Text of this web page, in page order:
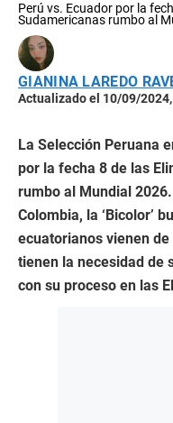
Perú vs. Ecuador por la
Sudamericanas rumbo al
GIANINA LAREDO
Actualizado el 10/09/
La Selección Peruana
por la fecha 8 de las
rumbo al Mundial
Colombia, la ‘Bicolor’
ecuatorianos vienen
tienen la necesidad de
con su proceso en las